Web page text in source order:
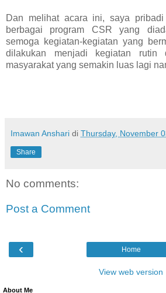
Dan melihat acara ini, saya
berbagai program CSR yang
semoga kegiatan-kegiatan yang
dilakukan menjadi kegiatan rutin
masyarakat yang semakin luas lagi
Imawan Anshari di Thursday, November
Share
No comments:
Post a Comment
‹ Home
View web version
About Me